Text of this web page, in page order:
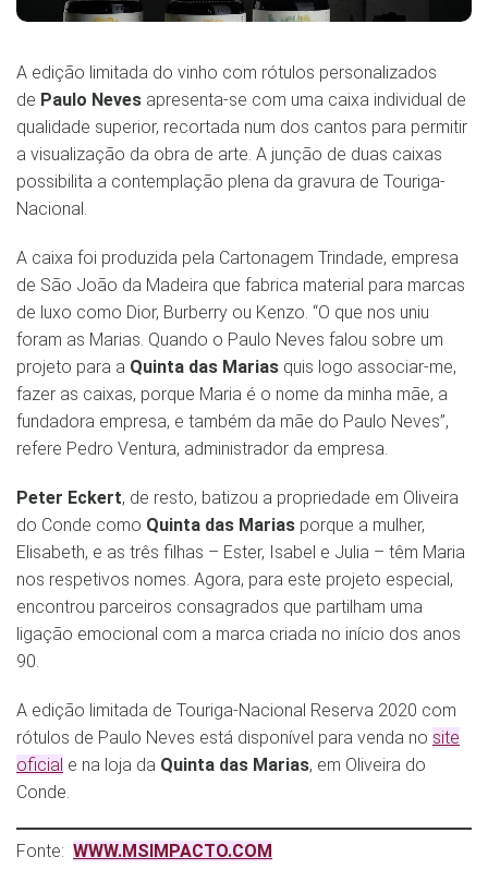
A edição limitada do vinho com rótulos personalizados
de Paulo Neves apresenta-se com uma caixa individual de
qualidade superior, recortada num dos cantos para permitir
a visualização da obra de arte. A junção de duas caixas
possibilita a contemplação plena da gravura de Touriga-
Nacional.
A caixa foi produzida pela Cartonagem Trindade, empresa
de São João da Madeira que fabrica material para marcas
de luxo como Dior, Burberry ou Kenzo. “O que nos uniu
foram as Marias. Quando o Paulo Neves falou sobre um
projeto para a Quinta das Marias quis logo associar-me,
fazer as caixas, porque Maria é o nome da minha mãe, a
fundadora empresa, e também da mãe do Paulo Neves”,
refere Pedro Ventura, administrador da empresa.
Peter Eckert, de resto, batizou a propriedade em Oliveira
do Conde como Quinta das Marias porque a mulher,
Elisabeth, e as três filhas – Ester, Isabel e Julia – têm Maria
nos respetivos nomes. Agora, para este projeto especial,
encontrou parceiros consagrados que partilham uma
ligação emocional com a marca criada no início dos anos
90.
A edição limitada de Touriga-Nacional Reserva 2020 com
rótulos de Paulo Neves está disponível para venda no site
oficial e na loja da Quinta das Marias, em Oliveira do
Conde.
Fonte: WWW.MSIMPACTO.COM